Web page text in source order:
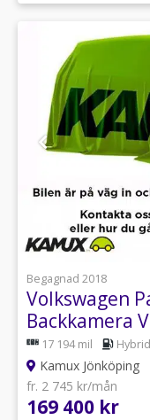
Begagnad 2018
Volkswagen
Backkamera
17 194 mil
Kamux Jönköping
fr. 2 745 kr/mån
169 400 kr